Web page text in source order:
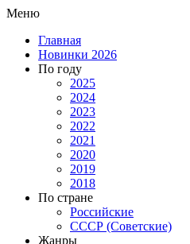
Меню
Главная
Новинки 2026
По году
2025
2024
2023
2022
2021
2020
2019
2018
По стране
Российские
СССР (Советские)
Жанры